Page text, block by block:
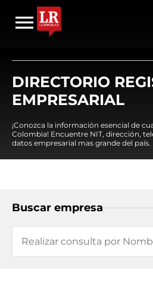
DIRECTORIO
EMPRESARIAL
¡Conozca la información esencial de
Colombia! Encuentre NIT, dirección,
datos empresarial mas grande del país.
Buscar empresa